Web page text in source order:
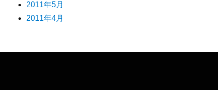
2011年5月
2011年4月